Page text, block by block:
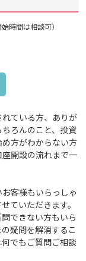
時間は相談可）
ている方、ありが
ろんのこと、投資
方がわからない方
開設の流れまで一
客様もいらっしゃ
ていただきます。
できない方もいら
疑問を解消するこ
でもご質問ご相談